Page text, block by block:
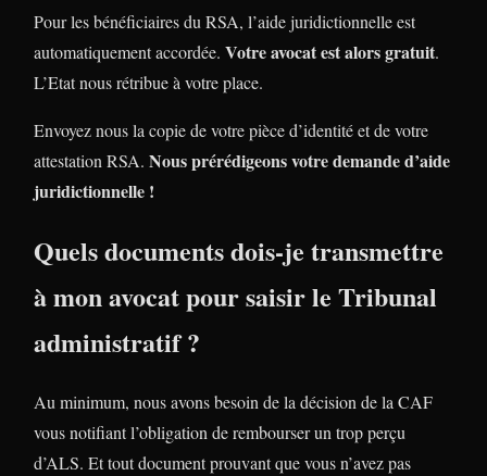
Pour les bénéficiaires du RSA, l’aide juridictionnelle est
automatiquement accordée. Votre avocat est alors gratuit.
L’Etat nous rétribue à votre place.
Envoyez nous la copie de votre pièce d’identité et de votre
attestation RSA. Nous prérédigeons votre demande d’aide
juridictionnelle !
Quels documents dois-je transmettre
à mon avocat pour saisir le Tribunal
administratif ?
Au minimum, nous avons besoin de la décision de la CAF
vous notifiant l’obligation de rembourser un trop perçu
d’ALS. Et tout document prouvant que vous n’avez pas